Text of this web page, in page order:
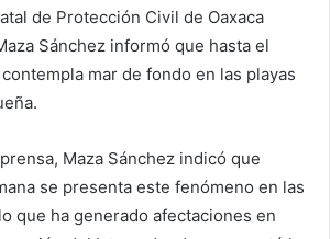
de Protección Civil de Oaxaca
Sánchez informó que hasta el
mar de fondo en las playas
Maza Sánchez indicó que
se presenta este fenómeno en las
que ha generado afectaciones en